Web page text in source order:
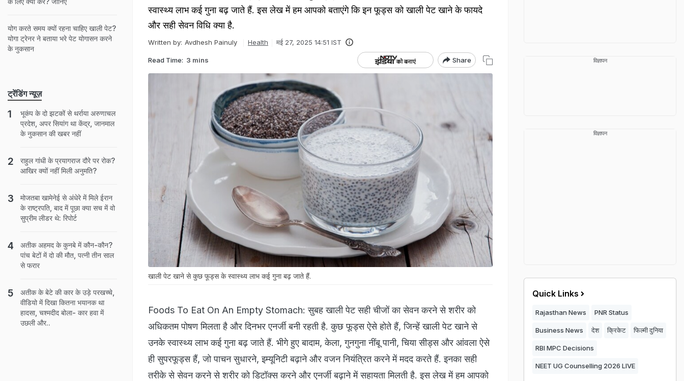
स्वास्थ्य लाभ कई गुना बढ़ जाते हैं. इस लेख में हम आपको बताएंगे कि इन फूड्स को खाली पेट खाने के फायदे
और सही सेवन विधि क्या है.
Written by: Avdhesh Painuly Health मई 27, 2025 14:51 IST
Read Time: 3 mins Share
खाली पेट खाने से कुछ फूड्स के स्वास्थ्य लाभ कई गुना बढ़ जाते हैं.
Foods To Eat On An Empty Stomach: सुबह खाली पेट सही चीजों का सेवन करने से शरीर को
अधिकतम पोषण मिलता है और दिनभर एनर्जी बनी रहती है. कुछ फूड्स ऐसे होते हैं, जिन्हें खाली पेट खाने से
उनके स्वास्थ्य लाभ कई गुना बढ़ जाते हैं. भीगे हुए बादाम, केला, गुनगुना नींबू पानी, चिया सीड्स और आंवला ऐसे
ही सुपरफूड्स हैं, जो पाचन सुधारने, इम्यूनिटी बढ़ाने और वजन नियंत्रित करने में मदद करते हैं. इनका सही
तरीके से सेवन करने से शरीर को डिटॉक्स करने और एनर्जी बढ़ाने में सहायता मिलती है. इस लेख में हम आपको
योग करते समय क्यों रहना चाहिए खाली पेट?
योगा ट्रेनर ने बताया भरे पेट योगासन करने
के नुकसान
ट्रेंडिंग न्यूज़
भूकंप के दो झटकों से थर्राया अरुणाचल
प्रदेश, अपर सियांग था केंद्र, जानमाल
के नुकसान की खबर नहीं
राहुल गांधी के प्रयागराज दौरे पर रोक?
आखिर क्यों नहीं मिली अनुमति?
मोजतबा खामेनेई से अंधेरे में मिले ईरान
के राष्ट्रपति, बाद में पूछा क्या सच में वो
सुप्रीम लीडर थे: रिपोर्ट
अतीक अहमद के कुनबे में कौन-कौन?
पांच बेटों में दो की मौत, पत्नी तीन साल
से फरार
अतीक के बेटे की कार के उड़े परखच्चे,
वीडियो में दिखा कितना भयानक था
हादसा, चश्मदीद बोला- कार हवा में
उछली और..
विज्ञापन
विज्ञापन
Quick Links
Rajasthan News PNR Status
Business News देश क्रिकेट फिल्मी दुनिया
RBI MPC Decisions
NEET UG Counselling 2026 LIVE